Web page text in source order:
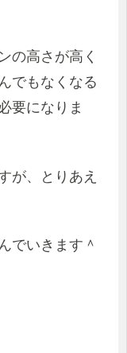
の高さが高く
でもなくなる
要になりま
が、とりあえ
でいきます＾